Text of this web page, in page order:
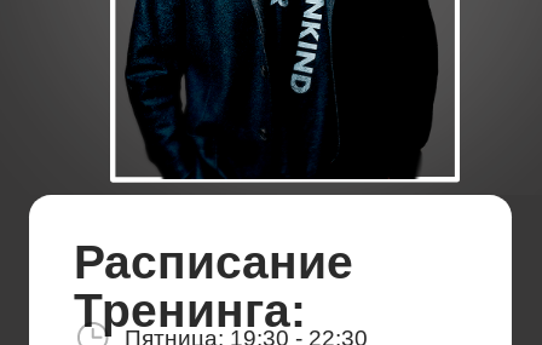
Расписание
Тренинга:
Пятница:19:30 - 22:30
Суббота:
11:00 - 19:00
Воскресенье:11:00 -19:00
Тренинг основан на авторской